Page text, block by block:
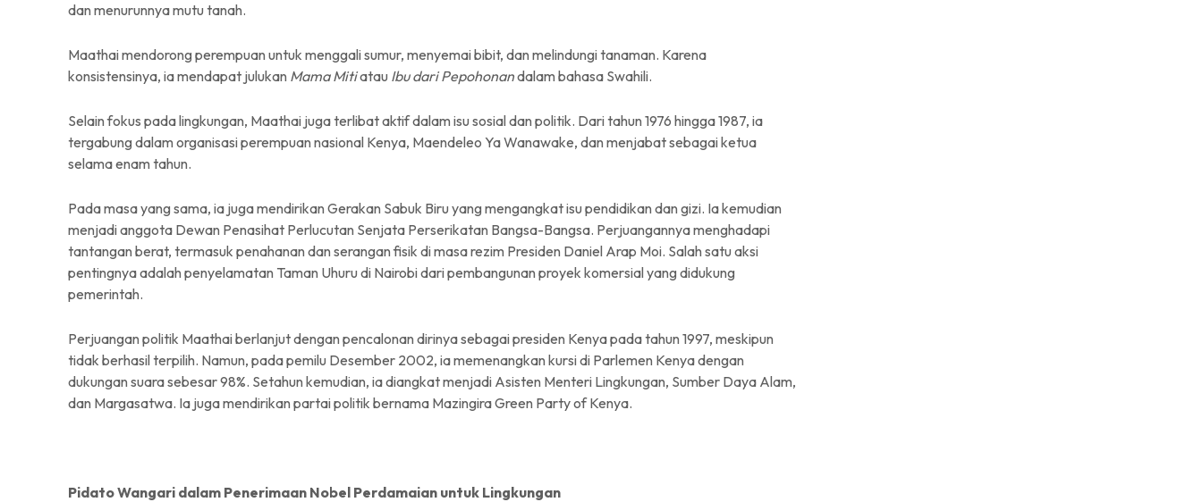
dan menurunnya mutu tanah.
Maathai mendorong perempuan untuk menggali sumur, menyemai bibit, dan melindungi tanaman. Karena
konsistensinya, ia mendapat julukan Mama Mitiatau Ibu dari Pepohonandalam bahasa Swahili.
Selain fokus pada lingkungan, Maathai juga terlibat aktif dalam isu sosial dan politik. Dari tahun 1976 hingga 1987, ia
tergabung dalam organisasi perempuan nasional Kenya, Maendeleo Ya Wanawake, dan menjabat sebagai ketua
selama enam tahun.
Pada masa yang sama, ia juga mendirikan Gerakan Sabuk Biru yang mengangkat isu pendidikan dan gizi. Ia kemudian
menjadi anggota Dewan Penasihat Perlucutan Senjata Perserikatan Bangsa-Bangsa. Perjuangannya menghadapi
tantangan berat, termasuk penahanan dan serangan fisik di masa rezim Presiden Daniel Arap Moi. Salah satu aksi
pentingnya adalah penyelamatan Taman Uhuru di Nairobi dari pembangunan proyek komersial yang didukung
pemerintah.
Perjuangan politik Maathai berlanjut dengan pencalonan dirinya sebagai presiden Kenya pada tahun 1997, meskipun
tidak berhasil terpilih. Namun, pada pemilu Desember 2002, ia memenangkan kursi di Parlemen Kenya dengan
dukungan suara sebesar 98%. Setahun kemudian, ia diangkat menjadi Asisten Menteri Lingkungan, Sumber Daya Alam,
dan Margasatwa. Ia juga mendirikan partai politik bernama Mazingira Green Party of Kenya.
Pidato Wangari dalam Penerimaan Nobel Perdamaian untuk Lingkungan